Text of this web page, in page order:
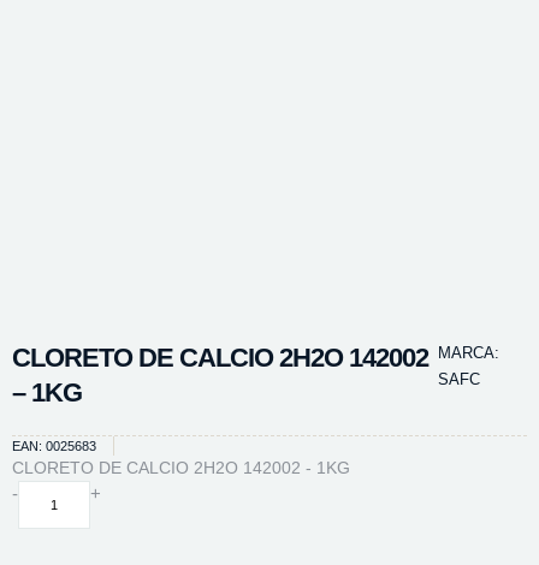
CLORETO DE CALCIO 2H2O 142002
– 1KG
MARCA:
SAFC
EAN: 0025683
CLORETO DE CALCIO 2H2O 142002 - 1KG
-
CLORETO
+